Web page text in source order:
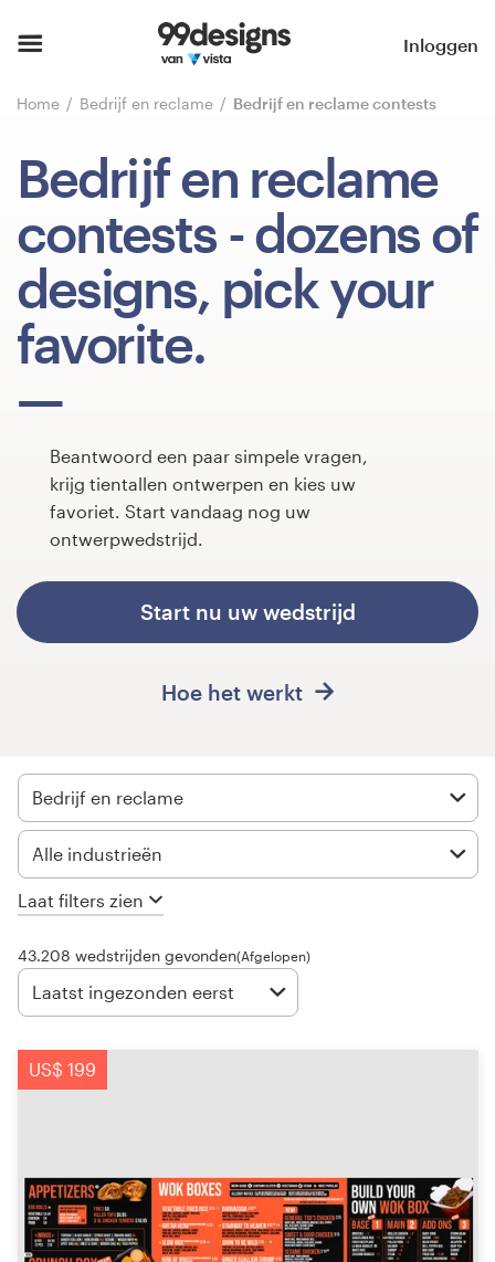
Inloggen
Home Bedrijf en reclame Bedrijf en reclame contests
Bedrijf en reclame
contests - dozens of
designs, pick your
favorite.
Beantwoord een paar simpele vragen,
krijg tientallen ontwerpen en kies uw
favoriet. Start vandaag nog uw
ontwerpwedstrijd.
Start nu uw wedstrijd
Hoe het werkt
Bedrijf en reclame
Alle industrieën
Laat filters zien
43.208 wedstrijden gevonden(Afgelopen)
Laatst ingezonden eerst
US$ 199
Blader door categorieën
Hoe het werkt
Vind een designer
Inspiratie
99designs Pro
Ontwerpwedstrijden
1-op-1 projecten
Vind een designer
99designs Studio
Ontvang
een
ontwerp
Logo-ontwerp
Webdesign
Blader door alle categorieën